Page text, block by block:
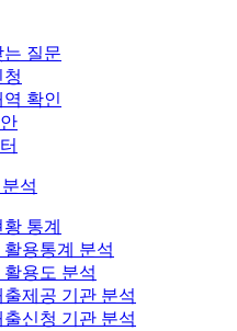
는 질문
확인
석
통계
활용통계 분석
활용도 분석
출제공 기관 분석
출신청 기관 분석